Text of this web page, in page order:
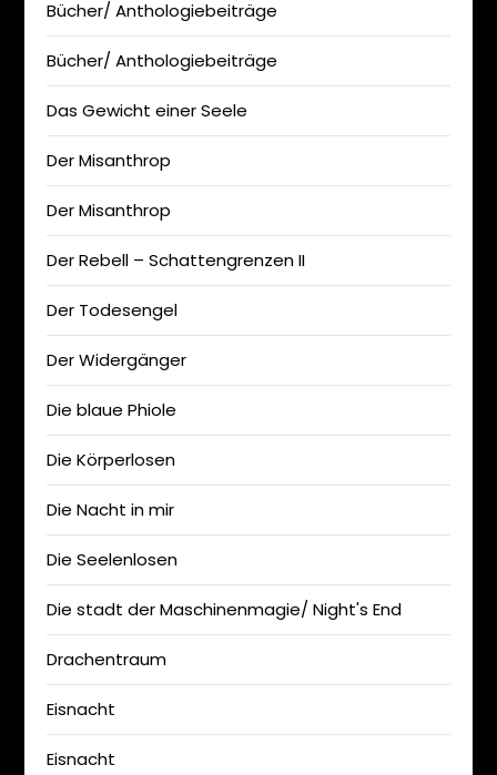
Bücher/ Anthologiebeiträge
Bücher/ Anthologiebeiträge
Das Gewicht einer Seele
Der Misanthrop
Der Misanthrop
Der Rebell – Schattengrenzen II
Der Todesengel
Der Widergänger
Die blaue Phiole
Die Körperlosen
Die Nacht in mir
Die Seelenlosen
Die stadt der Maschinenmagie/ Night's End
Drachentraum
Eisnacht
Eisnacht